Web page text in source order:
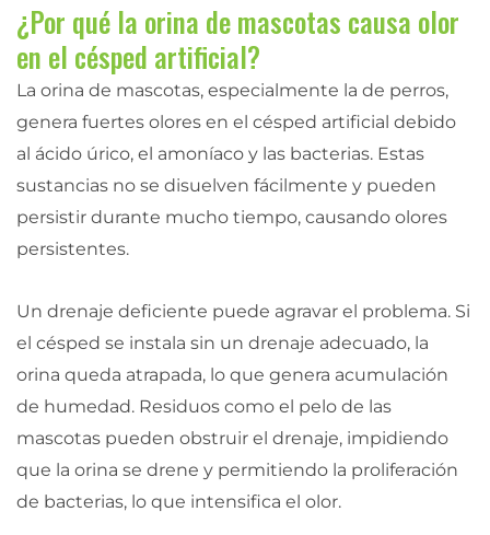
¿Por qué la orina de mascotas causa olor
en el césped artificial?
La orina de mascotas, especialmente la de perros,
genera fuertes olores en el césped artificial debido
al ácido úrico, el amoníaco y las bacterias. Estas
sustancias no se disuelven fácilmente y pueden
persistir durante mucho tiempo, causando olores
persistentes.
Un drenaje deficiente puede agravar el problema. Si
el césped se instala sin un drenaje adecuado, la
orina queda atrapada, lo que genera acumulación
de humedad. Residuos como el pelo de las
mascotas pueden obstruir el drenaje, impidiendo
que la orina se drene y permitiendo la proliferación
de bacterias, lo que intensifica el olor.